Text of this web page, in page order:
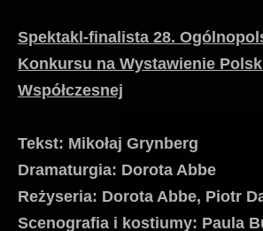
Spektakl-finalista 28.
Konkursu na Wystawienie
Współczesnej
Tekst: Mikołaj Grynberg
Dramaturgia: Dorota Abbe
Reżyseria: Dorota Abbe, Piotr
Scenografia i kostiumy: Paula